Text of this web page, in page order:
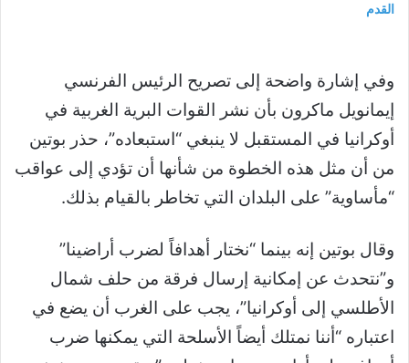
القدم
وفي إشارة واضحة إلى تصريح الرئيس الفرنسي
إيمانويل ماكرون بأن نشر القوات البرية الغربية في
أوكرانيا في المستقبل لا ينبغي “استبعاده”، حذر بوتين
من أن مثل هذه الخطوة من شأنها أن تؤدي إلى عواقب
“مأساوية” على البلدان التي تخاطر بالقيام بذلك.
وقال بوتين إنه بينما “نختار أهدافاً لضرب أراضينا”
و”نتحدث عن إمكانية إرسال فرقة من حلف شمال
الأطلسي إلى أوكرانيا”، يجب على الغرب أن يضع في
اعتباره “أننا نمتلك أيضاً الأسلحة التي يمكنها ضرب